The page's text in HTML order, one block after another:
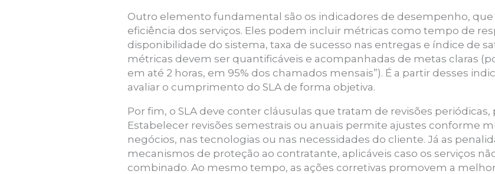
Outro elemento fundamental são os indicadores de desempenho,
eficiência dos serviços. Eles podem incluir métricas como tempo de
disponibilidade do sistema, taxa de sucesso nas entregas e índice de
métricas devem ser quantificáveis e acompanhadas de metas claras
em até 2 horas, em 95% dos chamados mensais”). É a partir desses
avaliar o cumprimento do SLA de forma objetiva.
Por fim, o SLA deve conter cláusulas que tratam de revisões
Estabelecer revisões semestrais ou anuais permite ajustes conforme
negócios, nas tecnologias ou nas necessidades do cliente. Já as
mecanismos de proteção ao contratante, aplicáveis caso os serviços
combinado. Ao mesmo tempo, as ações corretivas promovem a